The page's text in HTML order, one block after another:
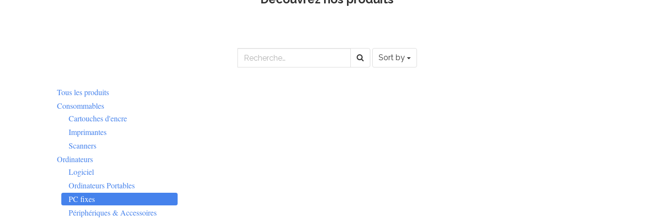
Sort by
Tous les produits
Consommables
Cartouches d'encre
Imprimantes
Scanners
Ordinateurs
Logiciel
Ordinateurs Portables
PC fixes
Périphériques & Accessoires